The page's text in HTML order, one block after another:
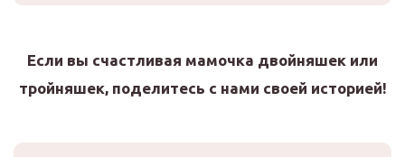
Если вы счастливая мамочка двойняшек или
тройняшек, поделитесь с нами своей историей!